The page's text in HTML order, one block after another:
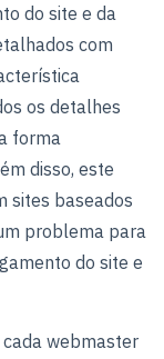
do site e da
com
os detalhes
forma
disso, este
sites baseados
problema para
do site e
cada webmaster